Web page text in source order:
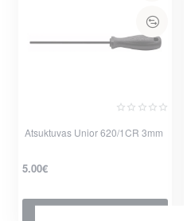
Atsuktuvas Unior 620/1CR 3mm
5.00€